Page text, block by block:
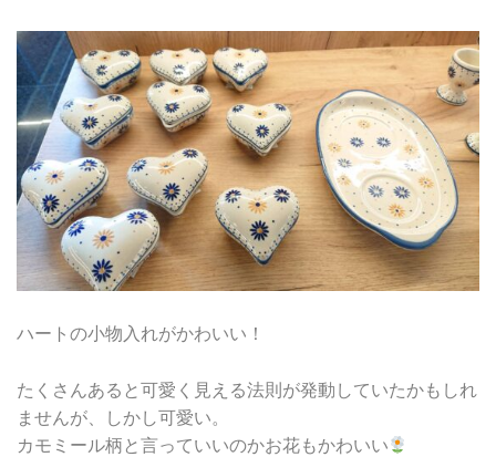
ハートの小物入れがかわいい！
たくさんあると可愛く見える法則が発動していたかもしれ
ませんが、しかし可愛い。
カモミール柄と言っていいのかお花もかわいい